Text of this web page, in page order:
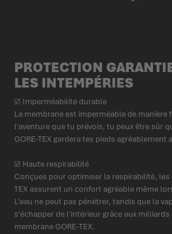
PROTECTION
LES INTEMPÉRIES
☑ Imperméabilité durable
La membrane est imperméable de manière
l'aventure que tu prévois, tu peux être sûr
GORE-TEX gardera tes pieds agréablement
☑ Haute respirabilité
Conçues pour optimiser la respirabilité, les
TEX assurent un confort agréable même
L'eau ne peut pas pénétrer, tandis que la
s'échapper de l'intérieur grâce aux milliards
membrane GORE-TEX.